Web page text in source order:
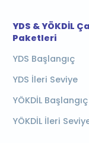
YDS & YÖKDİL
Paketleri
YDS Başlangıç
YDS İleri Seviye
YÖKDİL Başlangıç
YÖKDİL İleri